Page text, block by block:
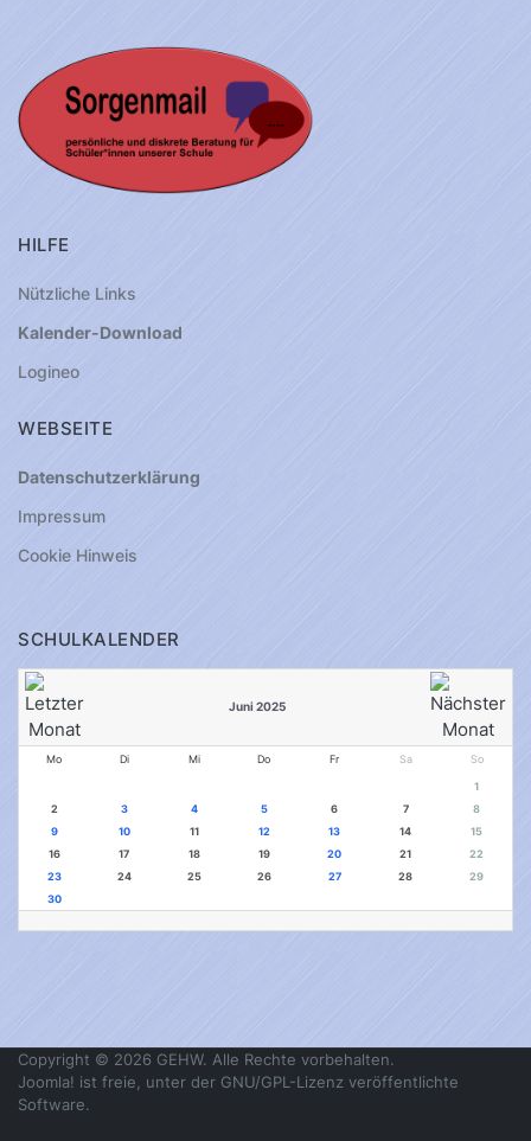
HILFE
Nützliche Links
Kalender-Download
Logineo
WEBSEITE
Datenschutzerklärung
Impressum
Cookie Hinweis
SCHULKALENDER
Juni 2025
Mo Di Mi Do Fr Sa So
1
2
3 4 5 6 7
8
9
10 11 12 13 14
15
16
17 18 19 20 21
22
23
24 25 26 27 28
29
30
Copyright © 2026 GEHW. Alle Rechte vorbehalten.
Joomla! ist freie, unter der GNU/GPL-Lizenz veröffentlichte
Software.